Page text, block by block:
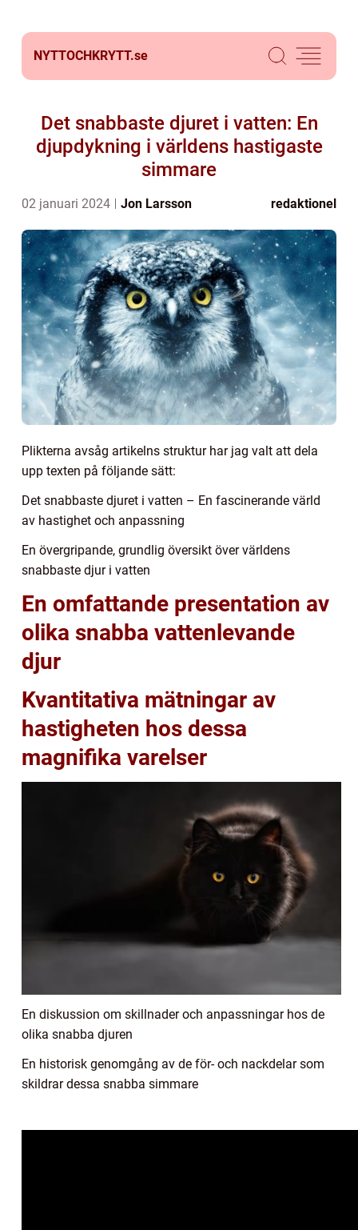
NYTTOCHKRYTT.se
Det snabbaste djuret i vatten: En
djupdykning i världens hastigaste
simmare
02 januari 2024 Jon Larsson redaktionel
Plikterna avsåg artikelns struktur har jag valt att dela
upp texten på följande sätt:
Det snabbaste djuret i vatten – En fascinerande värld
av hastighet och anpassning
En övergripande, grundlig översikt över världens
snabbaste djur i vatten
En omfattande presentation av
olika snabba vattenlevande
djur
Kvantitativa mätningar av
hastigheten hos dessa
magnifika varelser
En diskussion om skillnader och anpassningar hos de
olika snabba djuren
En historisk genomgång av de för- och nackdelar som
skildrar dessa snabba simmare